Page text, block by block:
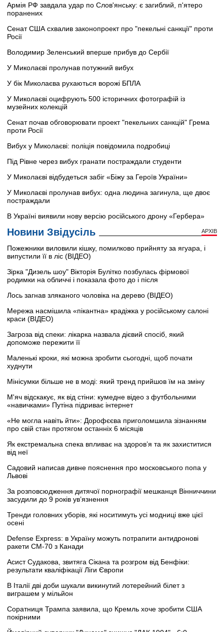
Армія РФ завдала удар по Слов'янську: є загиблий, п'ятеро
поранених
Сенат США схвалив законопроект про "пекельні санкції" проти
Росії
Володимир Зеленський вперше прибув до Сербії
У Миколаєві пролунав потужний вибух
У бік Миколаєва рухаються ворожі БПЛА
У Миколаєві оцифрують 500 історичних фотографій із
музейних колекцій
Сенат почав обговорювати проект "пекельних санкцій" Грема
проти Росії
Вибух у Миколаєві: поліція повідомила подробиці
Під Рівне через вибух гранати постраждали студенти
У Миколаєві відбудеться забіг «Біжу за Героїв України»
У Миколаєві пролунав вибух: одна людина загинула, ще двоє
постраждали
В Україні виявили нову версію російського дрону «Гербера»
Новини Звідусіль АРХІВ
Пожежники виловили кішку, помилково прийняту за ягуара, і
випустили її в ліс (ВІДЕО)
Зірка "Дизель шоу" Вікторія Булітко позбулась фірмової
родимки на обличчі і показала фото до і після
Лось загнав зляканого чоловіка на дерево (ВІДЕО)
Мережа насмішила «пікантна» крадіжка у російському салоні
краси (ВІДЕО)
Загроза від спеки: лікарка назвала дієвий спосіб, який
допоможе пережити її
Маленькі кроки, які можна зробити сьогодні, щоб почати
худнути
Мінісумки більше не в моді: який тренд прийшов їм на зміну
М'яч відскакує, як від стіни: кумедне відео з футбольними
«навичками» Путіна підриває інтернет
«Не могла навіть йти»: Дорофєєва приголомшила зізнанням
про свій стан протягом останніх 6 місяців
Як екстремальна спека впливає на здоров’я та як захиститися
від неї
Садовий написав дивне пояснення про московського попа у
Львові
За розповсюдження дитячої порнографії мешканця Вінниччини
засудили до 9 років ув’язнення
Тренди головних уборів, які носитимуть усі модниці вже цієї
осені
Defense Express: в Україну можуть потрапити антидронові
ракети CM-70 з Канади
Асист Судакова, звитяга Сікана та розгром від Бенфіки:
результати кваліфікації Ліги Європи
В Італії дві доби шукали викинутий лотерейний білет з
виграшем у мільйон
Соратниця Трампа заявила, що Кремль хоче зробити США
покірними